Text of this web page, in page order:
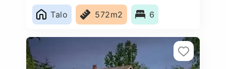
Talo
572m2 6